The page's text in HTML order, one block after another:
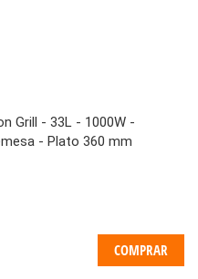
Grill - 33L - 1000W -
- Plato 360 mm
COMPRAR